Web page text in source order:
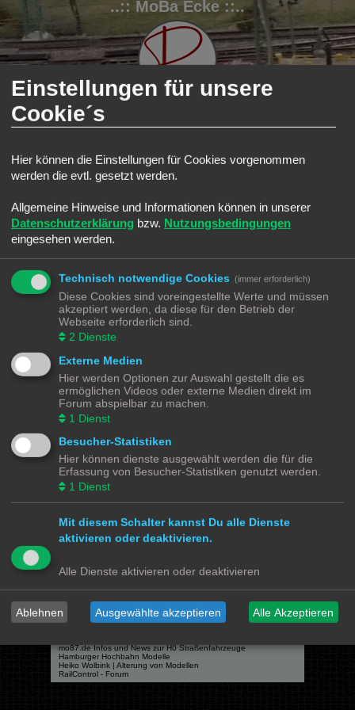
..:: MoBa Ecke ::..
FAQ Registrieren
Modellbahnforum Forum Suche
Aktive Themen
Zur erweiterten Suche
Die Suche ergab 0 Treffer • Seite
Es wurden keine passenden Ergebnisse gefunden.
Die Suche ergab 0 Treffer • Seite1 von1
Gehe zu
Modellbahnforum
Powered by
Datenschutz|Nutzungsbedingungen
Webseiten
Das Mittelleiter Magazin
Olli's Modellbahn Seite
Social Media
lenasmodellbahn <- Instagram
johns MOBA <- YouTube
Länderbahnzeit im Modell <- Facebook
mo87.de Infos und News zur H0 Straßenfahrzeuge
Hamburger Hochbahn Modelle
Heiko Wolbink | Alterung von Modellen
RailControl - Forum
Einstellungen für unsere
Cookie´s
Hier können die Einstellungen für Cookies vorgenommen
werden die evtl. gesetzt werden.
Allgemeine Hinweise und Informationen können in unserer
Datenschutzerklärung bzw. Nutzungsbedingungen
eingesehen werden.
Technisch notwendige Cookies (immer erforderlich)
Diese Cookies sind voreingestellte Werte und müssen
akzeptiert werden, da diese für den Betrieb der
Webseite erforderlich sind.
2 Dienste
Externe Medien
Hier werden Optionen zur Auswahl gestellt die es
ermöglichen Videos oder externe Medien direkt im
Forum abspielbar zu machen.
1 Dienst
Besucher-Statistiken
Hier können dienste ausgewählt werden die für die
Erfassung von Besucher-Statistiken genutzt werden.
1 Dienst
Mit diesem Schalter kannst Du alle Dienste
aktivieren oder deaktivieren.
Alle Dienste aktivieren oder deaktivieren
Ablehnen Ausgewählte akzeptieren Alle Akzeptieren